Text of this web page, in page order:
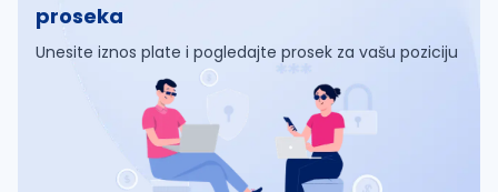
proseka
Unesite iznos plate i pogledajte prosek za vašu poziciju